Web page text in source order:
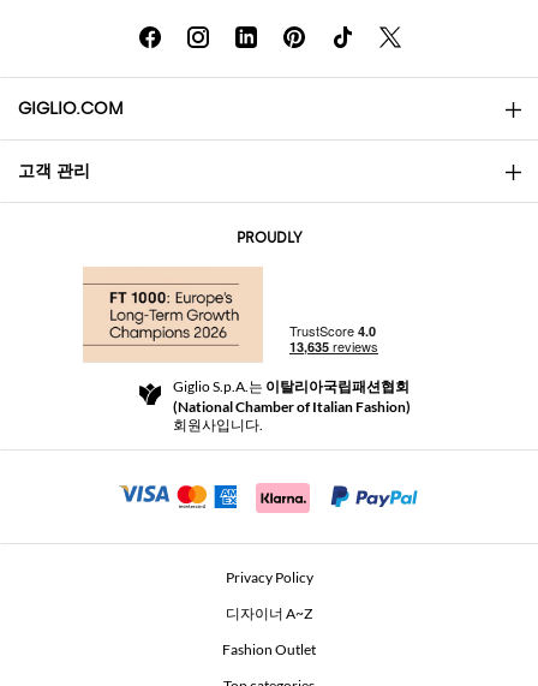
GIGLIO.COM
소개
Community Store
Beauty Seekers VIP Club
고객 관리
반품 및 환불
For a safe shopping experience
Security Communication
PROUDLY
Giglio S.p.A.는 이탈리아국립패션협회
(National Chamber of Italian Fashion)
회원사입니다.
Privacy Policy
디자이너 A~Z
Fashion Outlet